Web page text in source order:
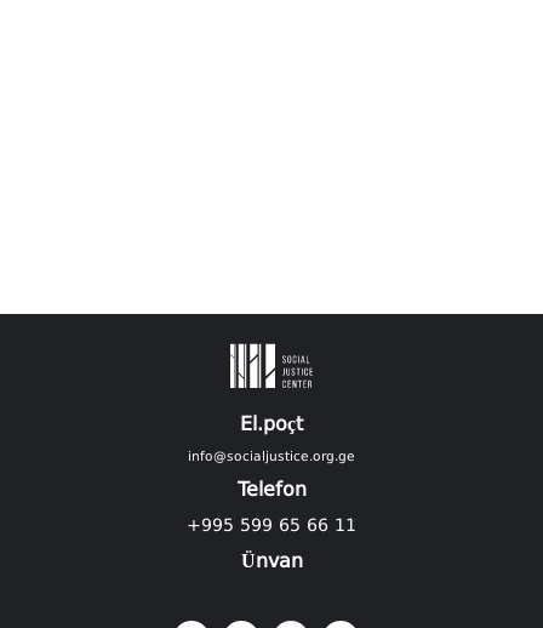
El.poçt
info@socialjustice.org.ge
Telefon
+995 599 65 66 11
Ünvan